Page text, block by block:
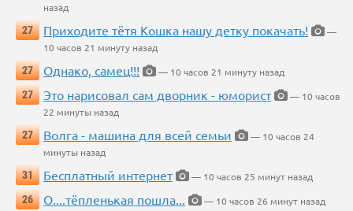
назад
27
Приходите тётя Кошка нашу детку покачать!
—
10 часов 21 минуту назад
27
Однако, самец!!!
— 10 часов 21 минуту назад
27
Это нарисовал сам дворник - юморист
— 10 часов
22 минуты назад
27
Волга - машина для всей семьи
— 10 часов 24
минуты назад
31
Бесплатный интернет
— 10 часов 25 минут назад
26
О....тёпленькая пошла...
— 10 часов 26 минут назад